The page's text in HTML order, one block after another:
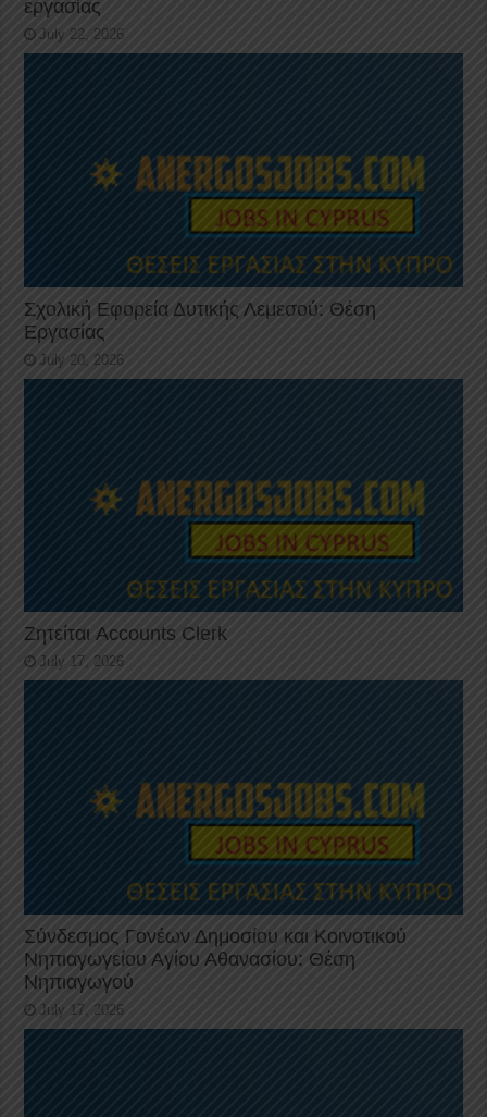
εργασίας
July 22, 2026
Σχολική Εφορεία Δυτικής Λεμεσού: Θέση
Εργασίας
July 20, 2026
Ζητείται Accounts Clerk
July 17, 2026
Σύνδεσμος Γονέων Δημοσίου και Κοινοτικού
Νηπιαγωγείου Αγίου Αθανασίου: Θέση
Νηπιαγωγού
July 17, 2026